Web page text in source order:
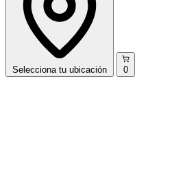
Selecciona tu ubicación 0